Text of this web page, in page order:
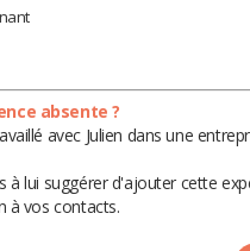
absente ?
avec Julien dans une
à lui suggérer d'ajouter cette
à vos contacts.